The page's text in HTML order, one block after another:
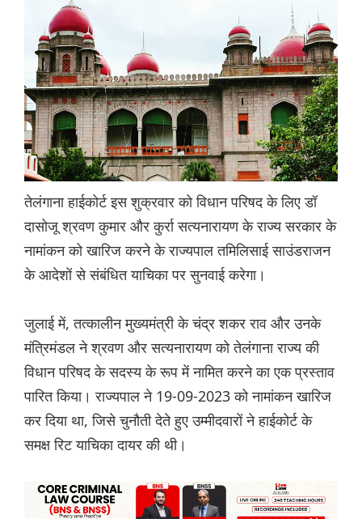
तेलंगाना हाईकोर्ट इस शुक्रवार को विधान परिषद के लिए डॉ
दासोजू श्रवण कुमार और कुर्रा सत्यनारायण के राज्य सरकार के
नामांकन को खारिज करने के राज्यपाल तमिलिसाई साउंडराजन
के आदेशों से संबंधित याचिका पर सुनवाई करेगा।
जुलाई में, तत्कालीन मुख्यमंत्री के चंद्र शकर राव और उनके
मंत्रिमंडल ने श्रवण और सत्यनारायण को तेलंगाना राज्य की
विधान परिषद के सदस्य के रूप में नामित करने का एक प्रस्ताव
पारित किया। राज्यपाल ने 19-09-2023 को नामांकन खारिज
कर दिया था, जिसे चुनौती देते हुए उम्मीदवारों ने हाईकोर्ट के
समक्ष रिट याचिका दायर की थी।